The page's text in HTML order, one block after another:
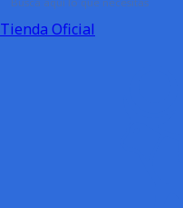
Tienda Oficial